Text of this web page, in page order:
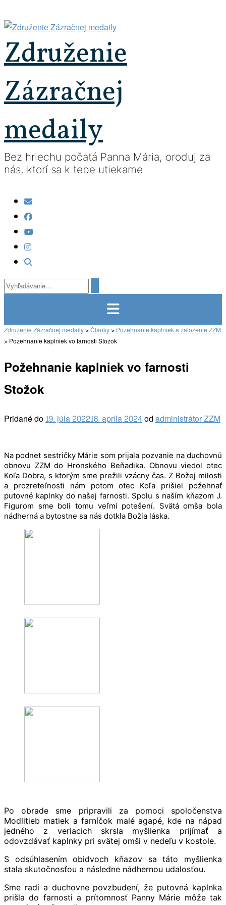
na
obsah
Združenie
Zázračnej
medaily
Bez hriechu počatá Panna Mária, oroduj za
nás, ktorí sa k tebe utiekame
Združenie Zázračnej medaily>Články>Požehnanie kaplniek a založenie ZZM
>Požehnanie kaplniek vo farnosti Stožok
Požehnanie kaplniek vo farnosti
Stožok
Pridané do19. júla 202218. apríla 2024odadministrátor ZZM
Na podnet sestričky Márie som prijala pozvanie na duchovnú
obnovu ZZM do Hronského Beňadika. Obnovu viedol otec
Koľa Dobra, s ktorým sme prežili vzácny čas. Z Božej milosti
a prozreteľnosti nám potom otec Koľa prišiel požehnať
putovné kaplnky do našej farnosti. Spolu s naším kňazom J.
Figurom sme boli tomu veľmi potešení. Svätá omša bola
nádherná a bytostne sa nás dotkla Božia láska.
Po obrade sme pripravili za pomoci spoločenstva
Modlitieb matiek a farníčok malé agapé, kde na nápad
jedného z veriacich skrsla myšlienka prijímať a
odovzdávať kaplnky pri svätej omši v nedeľu v kostole.
S odsúhlasením obidvoch kňazov sa táto myšlienka
stala skutočnosťou a následne nádhernou udalosťou.
Sme radi a duchovne povzbudení, že putovná kaplnka
prišla do farnosti a prítomnosť Panny Márie môže tak